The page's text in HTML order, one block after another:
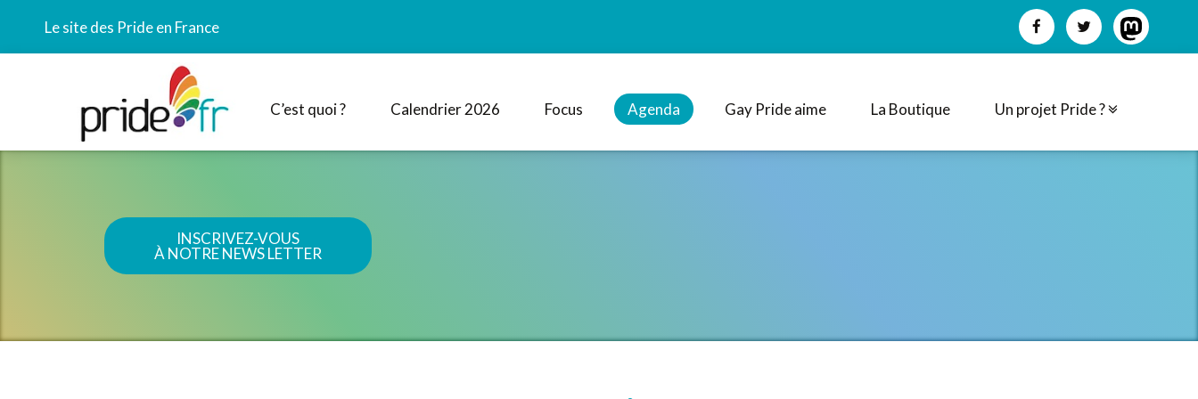
Le site des Pride en France
C’est quoi ? Calendrier 2026 Focus Agenda Gay Pride aime La Boutique Un projet Pride ?
INSCRIVEZ-VOUS
À NOTRE NEWS LETTER